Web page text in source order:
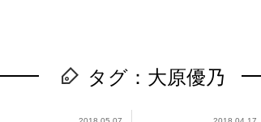
タグ：大原優乃